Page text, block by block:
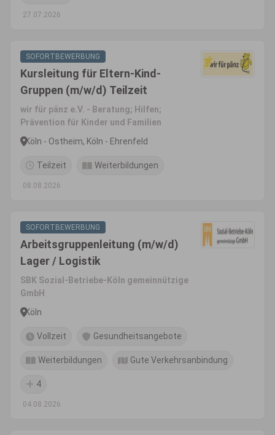
27.07.2026
SOFORTBEWERBUNG
Kursleitung für Eltern-Kind-
Gruppen (m/w/d) Teilzeit
wir für pänz e.V. - Beratung; Hilfen;
Prävention für Kinder und Familien
Köln - Ostheim, Köln - Ehrenfeld
Teilzeit Weiterbildungen
08.08.2026
SOFORTBEWERBUNG
Arbeitsgruppenleitung (m/w/d)
Lager / Logistik
SBK Sozial-Betriebe-Köln gemeinnützige
GmbH
Köln
Vollzeit Gesundheitsangebote
Weiterbildungen Gute Verkehrsanbindung
4
04.08.2026